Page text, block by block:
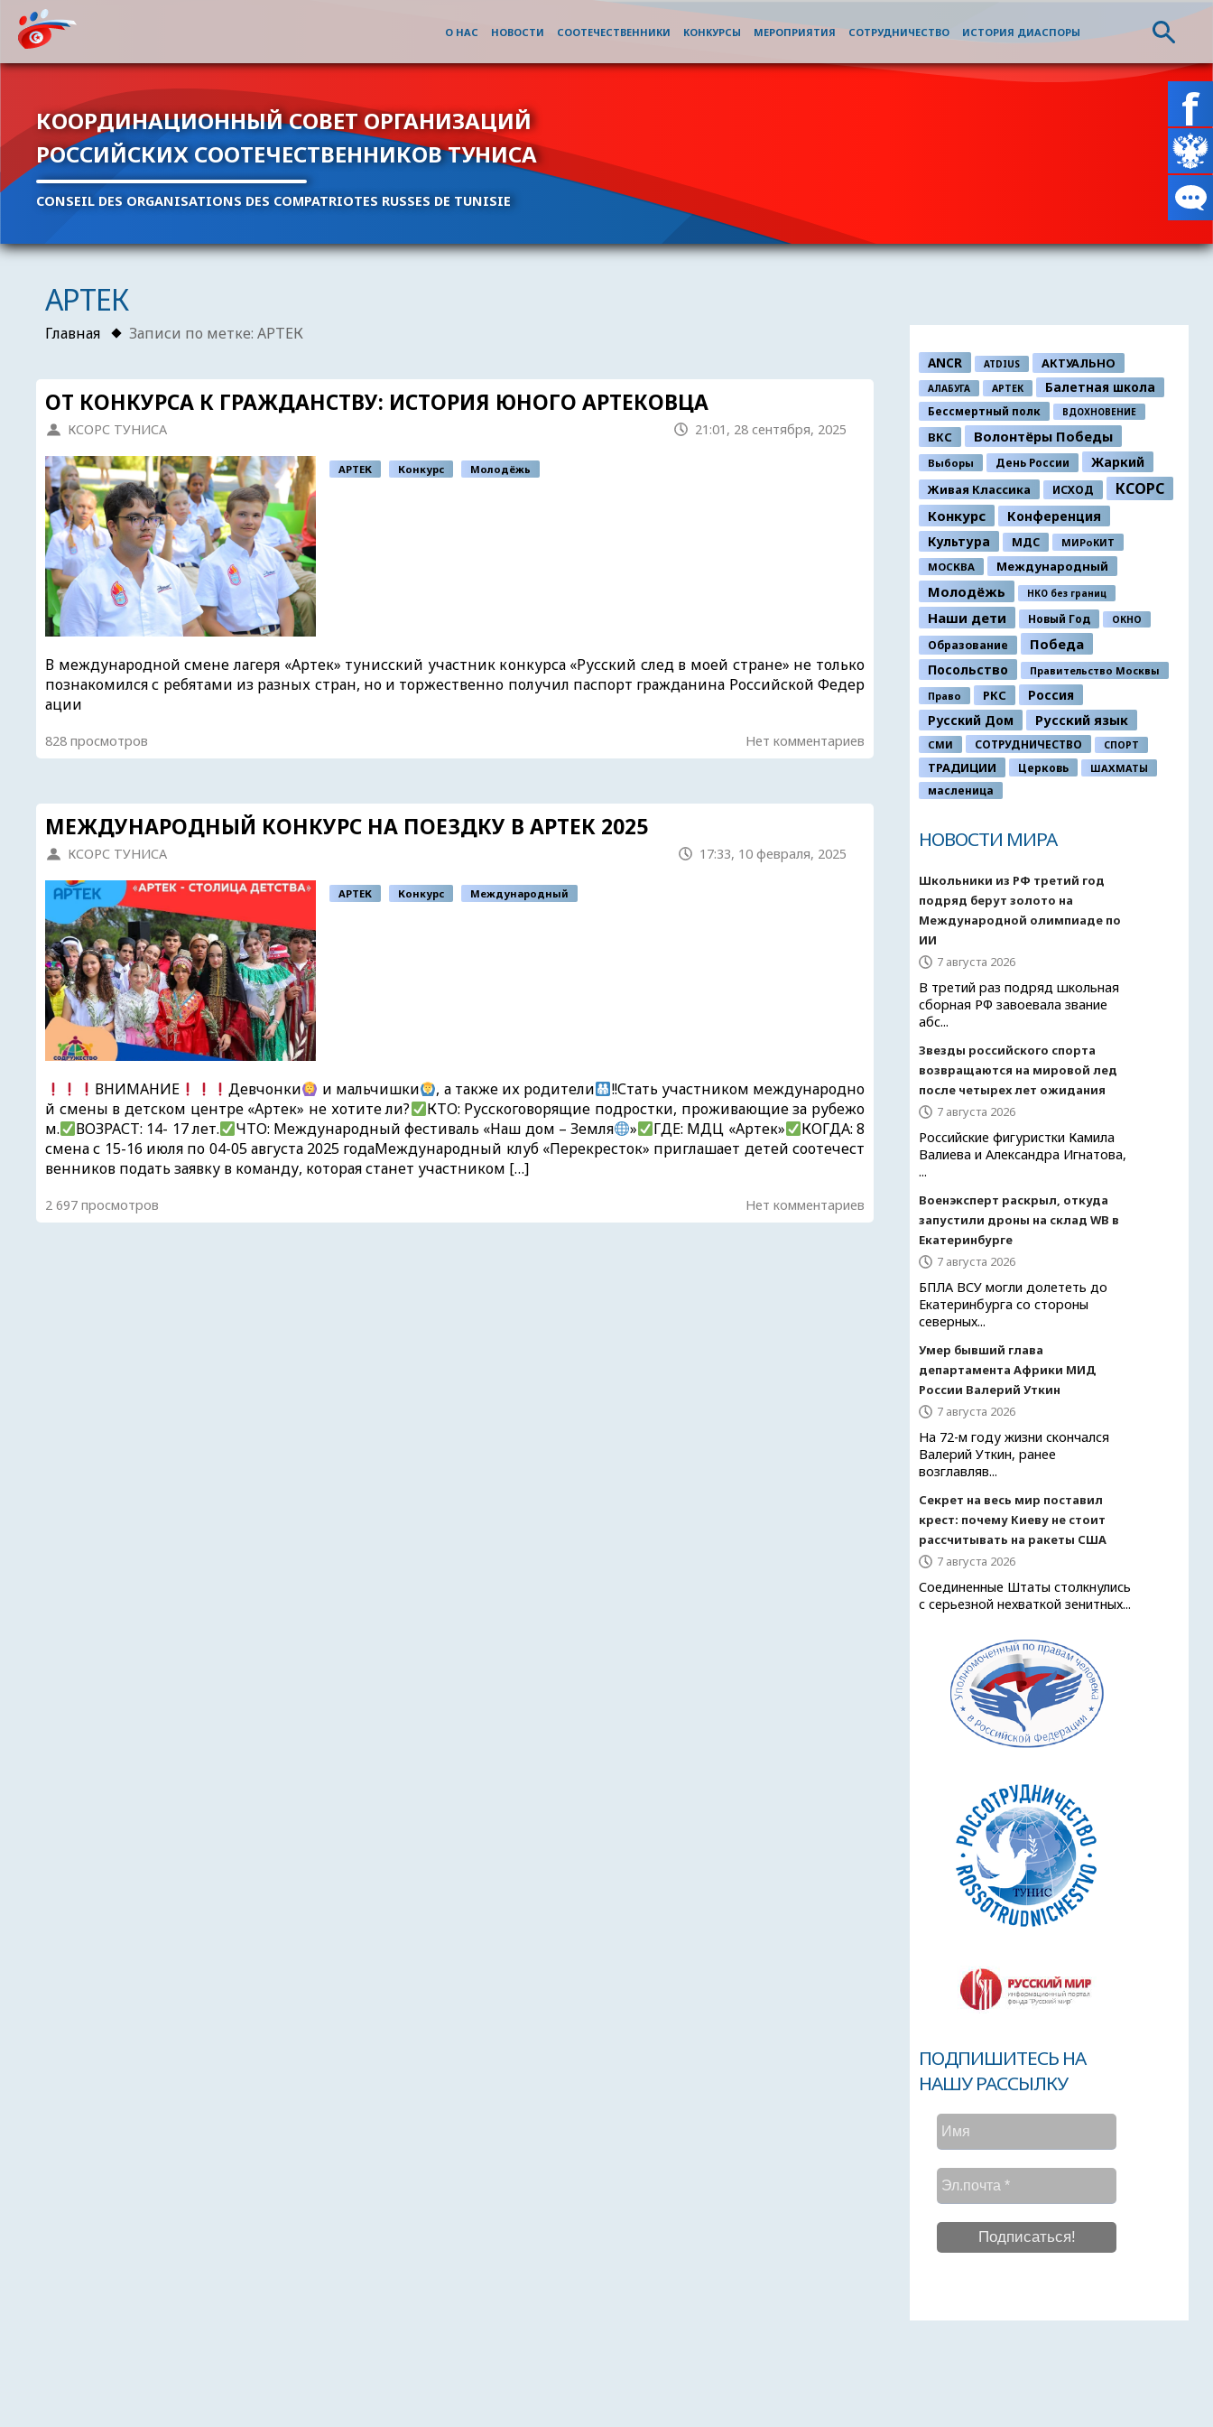
КООРДИНАЦИОННЫЙ СОВЕТ ОРГАНИЗАЦИЙ
РОССИЙСКИХ СООТЕЧЕСТВЕННИКОВ ТУНИСА
CONSEIL DES ORGANISATIONS DES COMPATRIOTES RUSSES DE TUNISIE
О НАС НОВОСТИ СООТЕЧЕСТВЕННИКИ КОНКУРСЫ МЕРОПРИЯТИЯ СОТРУДНИЧЕСТВО ИСТОРИЯ ДИАСПОРЫ
АРТЕК
Главная Записи по метке: АРТЕК
ОТ КОНКУРСА К ГРАЖДАНСТВУ: ИСТОРИЯ ЮНОГО АРТЕКОВЦА
КСОРС ТУНИСА 21:01, 28 сентября, 2025
АРТЕК Конкурс Молодёжь
В международной смене лагеря «Артек» тунисский участник конкурса «Русский след в моей стране» не только
познакомился с ребятами из разных стран, но и торжественно получил паспорт гражданина Российской Федер
ации
828 просмотров Нет комментариев
МЕЖДУНАРОДНЫЙ КОНКУРС НА ПОЕЗДКУ В АРТЕК 2025
КСОРС ТУНИСА 17:33, 10 февраля, 2025
АРТЕК Конкурс Международный
ВНИМАНИЕ Девчонки и мальчишки , а также их родители
!!Стать участником международно
й смены в детском центре «Артек» не хотите ли?
КТО: Русскоговорящие подростки, проживающие за рубежо
м.
ВОЗРАСТ: 14- 17 лет. ЧТО: Международный фестиваль «Наш дом – Земля » ГДЕ: МДЦ «Артек»
КОГДА: 8
смена с 15-16 июля по 04-05 августа 2025 годаМеждународный клуб «Перекресток» приглашает детей соотечест
венников подать заявку в команду, которая станет участником […]
2 697 просмотров Нет комментариев
ANCR ATDIUS АКТУАЛЬНО
АЛАБУГА АРТЕК Балетная школа
Бессмертный полк ВДОХНОВЕНИЕ
ВКС Волонтёры Победы
Выборы День России Жаркий
Живая Классика ИСХОД КСОРС
Конкурс
Конференция
Культура
МДС
МИРоКИТ
МОСКВА
Международный
Молодёжь НКО без границ
Наши дети Новый Год ОКНО
Образование Победа
Посольство
Правительство Москвы
Право
РКС
Россия
Русский Дом
Русский язык
СМИ СОТРУДНИЧЕСТВО СПОРТ
ТРАДИЦИИ Церковь
ШАХМАТЫ
масленица
НОВОСТИ МИРА
Школьники из РФ третий год
подряд берут золото на
Международной олимпиаде по
ИИ
7 августа 2026
В третий раз подряд школьная
сборная РФ завоевала звание
абс...
Звезды российского спорта
возвращаются на мировой лед
после четырех лет ожидания
7 августа 2026
Российские фигуристки Камила
Валиева и Александра Игнатова,
...
Военэксперт раскрыл, откуда
запустили дроны на склад WB в
Екатеринбурге
7 августа 2026
БПЛА ВСУ могли долететь до
Екатеринбурга со стороны
северных...
Умер бывший глава
департамента Африки МИД
России Валерий Уткин
7 августа 2026
На 72-м году жизни скончался
Валерий Уткин, ранее
возглавляв...
Секрет на весь мир поставил
крест: почему Киеву не стоит
рассчитывать на ракеты США
7 августа 2026
Соединенные Штаты столкнулись
с серьезной нехваткой зенитных...
ПОДПИШИТЕСЬ НА
НАШУ РАССЫЛКУ